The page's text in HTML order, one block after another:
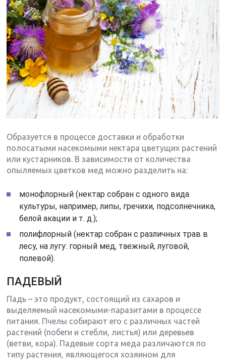
Образуется в процессе доставки и обработки
полосатыми насекомыми нектара цветущих растений
или кустарников. В зависимости от количества
опыляемых цветков мед можно разделить на:
монофлорный (нектар собран с одного вида
культуры, например, липы, гречихи, подсолнечника,
белой акации и т. д.);
полифлорный (нектар собран с различных трав в
лесу, на лугу: горный мед, таежный, луговой,
полевой).
ПАДЕВЫЙ
Падь – это продукт, состоящий из сахаров и
выделяемый насекомыми-паразитами в процессе
питания. Пчелы собирают его с различных частей
растений (побеги и стебли, листья) или деревьев
(ветви, кора). Падевые сорта меда различаются по
типу растения, являющегося хозяином для